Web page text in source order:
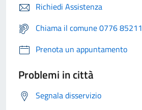
Richiedi Assistenza
Chiama il comune 0776 85211
Prenota un appuntamento
Problemi in città
Segnala disservizio